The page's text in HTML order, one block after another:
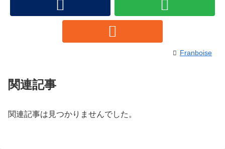
Franboise
関連記事
関連記事は見つかりませんでした。